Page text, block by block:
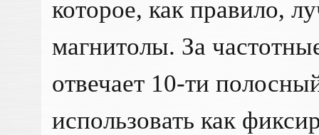
которое, как правило,
магнитолы. За
отвечает 10-ти
использовать как